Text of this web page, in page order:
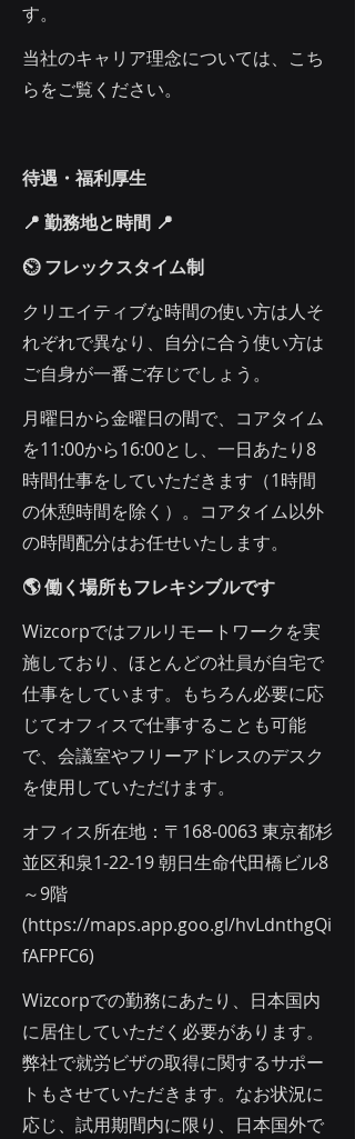
す。
当社のキャリア理念については、 こち
らをご覧ください。
待遇・福利厚生
📍 勤務地と時間 📍
⏲ フレックスタイム制
クリエイティブな時間の使い方は人そ
れぞれで異なり、自分に合う使い方は
ご自身が一番ご存じでしょう。
月曜日から金曜日の間で、コアタイム
を11:00から16:00とし、一日あたり8
時間仕事をしていただきます（1時間
の休憩時間を除く）。コアタイム以外
の時間配分はお任せいたします。
🌎 働く場所もフレキシブルです
Wizcorpではフルリモートワークを実
施しており、ほとんどの社員が自宅で
仕事をしています。もちろん必要に応
じてオフィスで仕事することも可能
で、会議室やフリーアドレスのデスク
を使用していただけます。
オフィス所在地：〒168-0063 東京都杉
並区和泉1-22-19 朝日生命代田橋ビル8
～9階
(https://maps.app.goo.gl/hvLdnthgQi
fAFPFC6)
Wizcorpでの勤務にあたり、日本国内
に居住していただく必要があります。
弊社で就労ビザの取得に関するサポー
トもさせていただきます。なお状況に
応じ、試用期間内に限り、日本国外で